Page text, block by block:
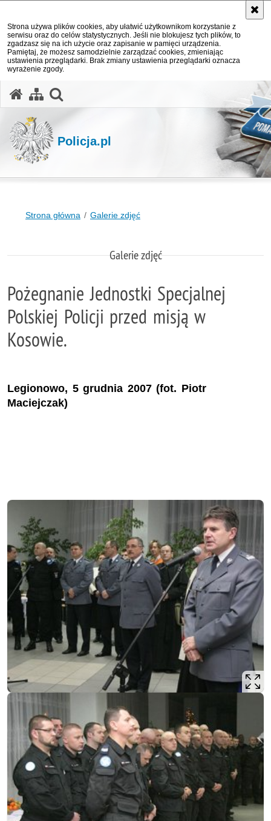
Strona używa plików cookies, aby ułatwić użytkownikom korzystanie z
serwisu oraz do celów statystycznych. Jeśli nie blokujesz tych plików, to
zgadzasz się na ich użycie oraz zapisanie w pamięci urządzenia.
Pamiętaj, że możesz samodzielnie zarządzać cookies, zmieniając
ustawienia przeglądarki. Brak zmiany ustawienia przeglądarki oznacza
wyrażenie zgody.
Policja.pl
Strona główna Galerie zdjęć
Galerie zdjęć
Pożegnanie Jednostki Specjalnej
Polskiej Policji przed misją w
Kosowie.
Legionowo, 5 grudnia 2007 (fot. Piotr
Maciejczak)